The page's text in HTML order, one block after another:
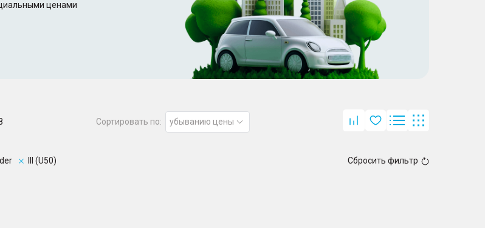
ценами
Сортировать по: убыванию цены
III (U50) Сбросить фильтр